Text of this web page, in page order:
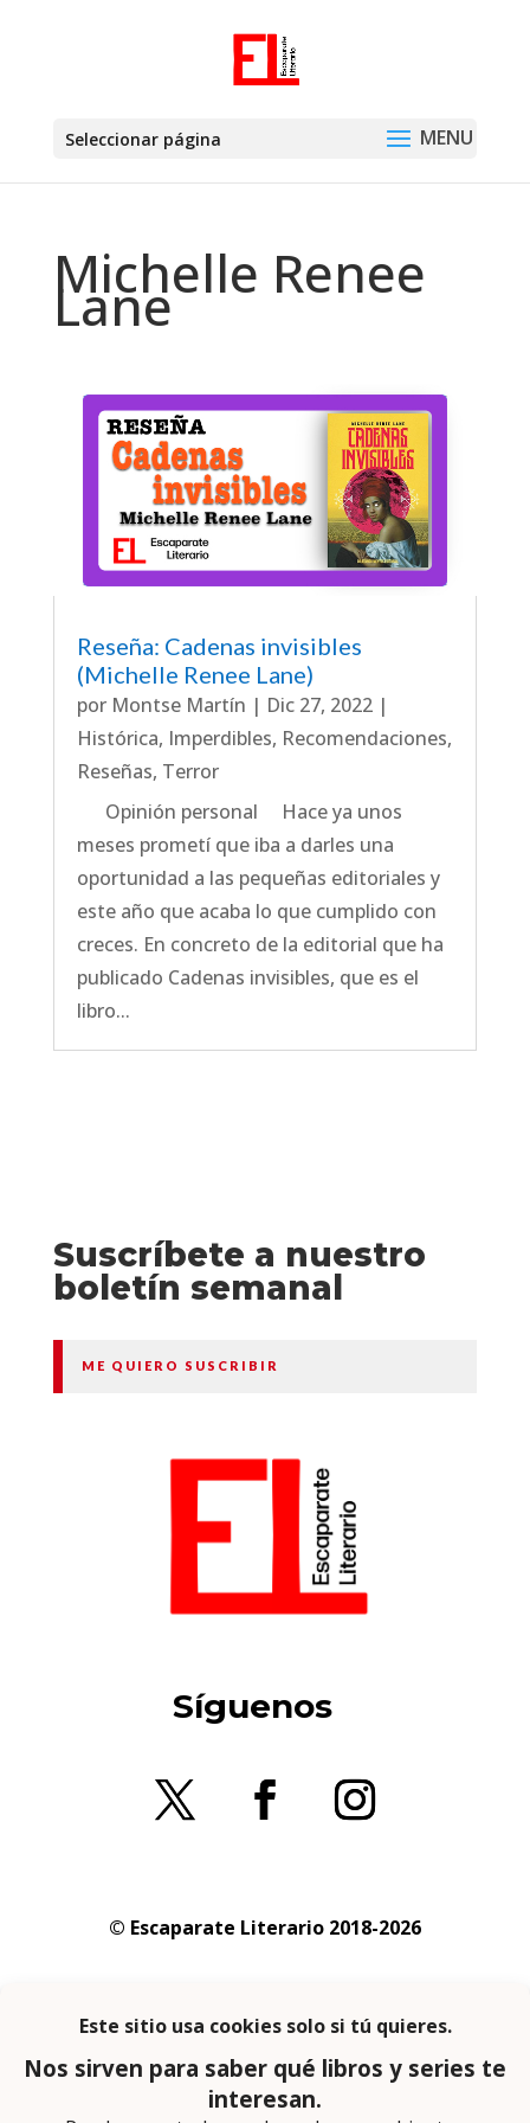
Seleccionar página
Michelle Renee
Lane
Reseña: Cadenas invisibles
(Michelle Renee Lane)
por Montse Martín | Dic 27, 2022|
Histórica, Imperdibles, Recomendaciones,
Reseñas, Terror
Opinión personal Hace ya unos
meses prometí que iba a darles una
oportunidad a las pequeñas editoriales y
este año que acaba lo que cumplido con
creces. En concreto de la editorial que ha
publicado Cadenas invisibles, que es el
libro...
Suscríbete a nuestro
boletín semanal
ME QUIERO SUSCRIBIR
Síguenos
© Escaparate Literario 2018-2026
privacidad